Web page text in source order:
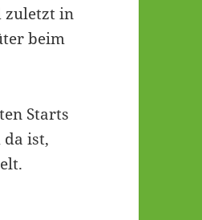
zuletzt in
beim
Starts
da ist,